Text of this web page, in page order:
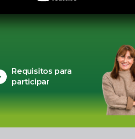
Requisitos para
participar